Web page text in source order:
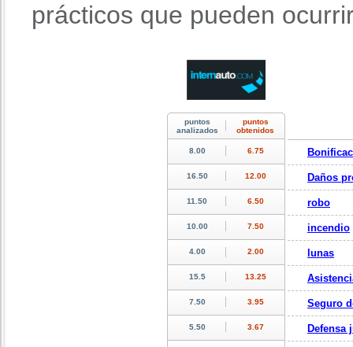
prácticos que pueden
Daños
robo
incendio
lunas
Seguro
Defensa